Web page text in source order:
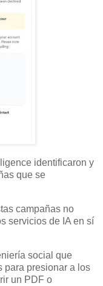
identificaron y
que se
campañas no
servicios de IA en sí
social que
para presionar a los
un PDF o